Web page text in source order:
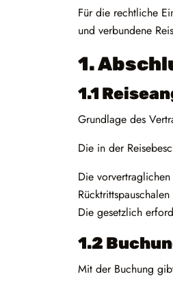
Für die rechtliche
und verbundene
1.
1.1
Grundlage des
Die in der
Die
Die gesetzlich
1.2
Mit der Buchung